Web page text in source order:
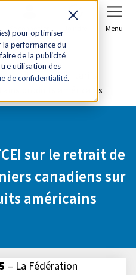
) pour optimiser
la performance du
de la publicité
utilisation des
de confidentialité.
Se connecter Menu
retrait de contre-tarifs
produits américains
sur le retrait de
canadiens sur
américains
– La Fédération